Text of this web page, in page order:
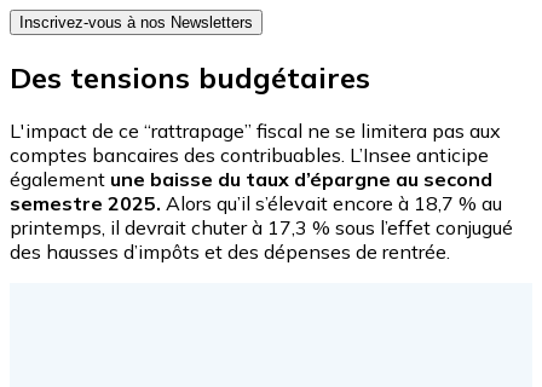
Inscrivez-vous à nos Newsletters
Des tensions budgétaires
L'impact de ce “rattrapage” fiscal ne se limitera pas aux
comptes bancaires des contribuables. L’Insee anticipe
également une baisse du taux d’épargne au second
semestre 2025. Alors qu’il s’élevait encore à 18,7 % au
printemps, il devrait chuter à 17,3 % sous l’effet conjugué
des hausses d’impôts et des dépenses de rentrée.